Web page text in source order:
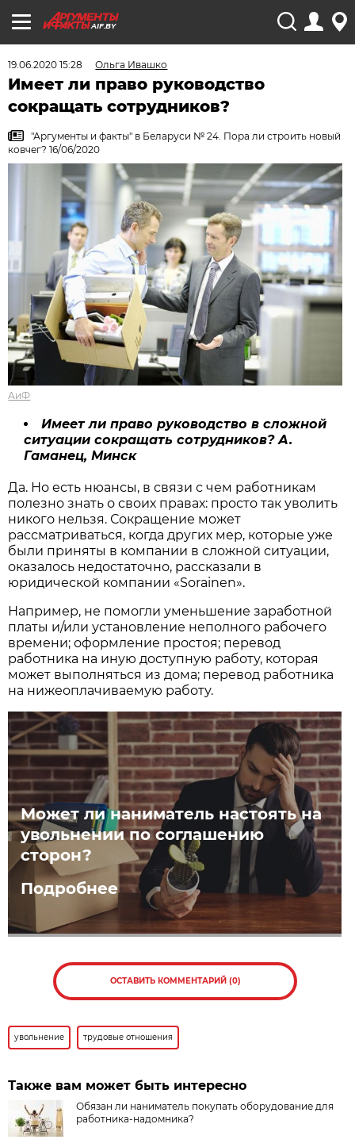
AIF.BY
19.06.2020 15:28 Ольга Ивашко
Имеет ли право руководство
сокращать сотрудников?
"Аргументы и факты" в Беларуси № 24. Пора ли строить новый
ковчег? 16/06/2020
АиФ
Имеет ли право руководство в сложной
ситуации сокращать сотрудников? А.
Гаманец, Минск
Да. Но есть нюансы, в связи с чем работникам
полезно знать о своих правах: просто так уволить
никого нельзя. Сокращение может
рассматриваться, когда других мер, которые уже
были приняты в компании в сложной ситуации,
оказалось недостаточно, рассказали в
юридической компании «Sorainen».
Например, не помогли уменьшение заработной
платы и/или установление неполного рабочего
времени; оформление простоя; перевод
работника на иную доступную работу, которая
может выполняться из дома; перевод работника
на нижеоплачиваемую работу.
Может ли наниматель настоять на
увольнении по соглашению
сторон?
Подробнее
ОСТАВИТЬ КОММЕНТАРИЙ (0)
увольнение трудовые отношения
Также вам может быть интересно
Обязан ли наниматель покупать оборудование для
работника-надомника?